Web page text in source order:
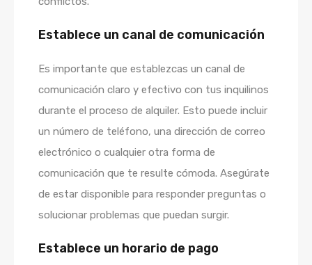
Establece un canal de comunicación
Es importante que establezcas un canal de
comunicación claro y efectivo con tus inquilinos
durante el proceso de alquiler. Esto puede incluir
un número de teléfono, una dirección de correo
electrónico o cualquier otra forma de
comunicación que te resulte cómoda. Asegúrate
de estar disponible para responder preguntas o
solucionar problemas que puedan surgir.
Establece un horario de pago